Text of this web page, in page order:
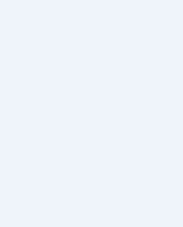
que puede
puedo
y confirmar